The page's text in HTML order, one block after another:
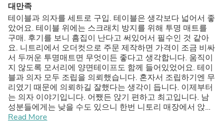
대만족
테이블과 의자를 세트로 구입. 테이블은 생각보다 넓어서 좋
았어요. 테이블 위에는 스크래치 방지를 위해 투명 매트를
구매. 후기를 보니 흠집이 난다고 써있어서 필수인 것 같아
요. 니트리에서 오더컷으로 주문 제작하면 가격이 조금 비싸
서 두꺼운 투명매트면 무엇이든 좋다고 생각합니다. 움직이
지 않도록 모서리에 양면테이프도 함께 들어있었어요. 테이
블과 의자 모두 조립을 의뢰했습니다. 혼자서 조립하기엔 무
리였기 때문에 의뢰하길 잘했다는 생각이 듭니다. 이제부터
는 의자 이야기입니다. 어쨌든 앉기 편하고 최고입니다. 남
성분들에게는 낮을 수도 있으니 한번 니토리 매장에서 앉아
서 앉아보시고 구매하시는 것을 추천합니다. 매일 앉아있지
Read More